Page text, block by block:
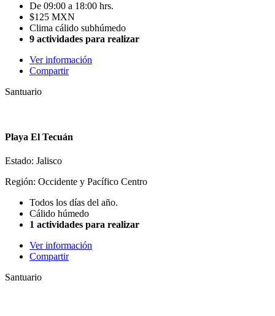
De 09:00 a 18:00 hrs.
$125 MXN
Clima cálido subhúmedo
9 actividades para realizar
Ver información
Compartir
Santuario
Playa El Tecuán
Estado: Jalisco
Región: Occidente y Pacífico Centro
Todos los días del año.
Cálido húmedo
1 actividades para realizar
Ver información
Compartir
Santuario